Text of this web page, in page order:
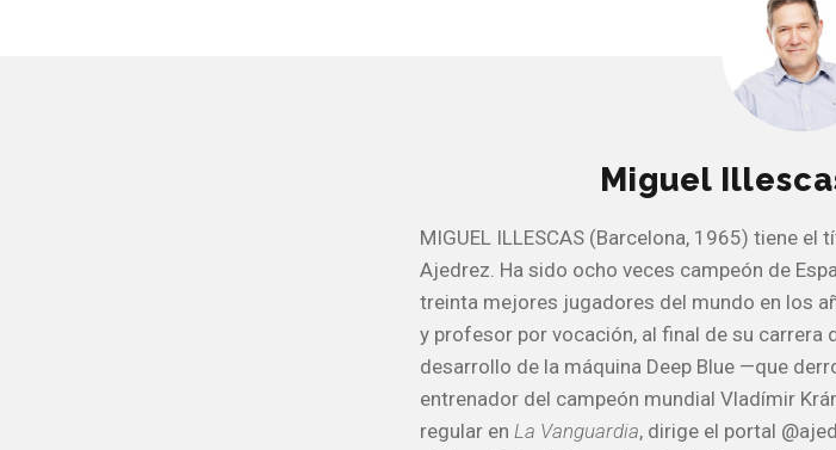
Miguel
MIGUEL ILLESCAS (Barcelona, 1965) tiene
Ajedrez. Ha sido ocho veces campeón de
treinta mejores jugadores del mundo en los
y profesor por vocación, al final de su carrera
desarrollo de la máquina Deep Blue —que
entrenador del campeón mundial Vladímir
regular en La Vanguardia, dirige el portal